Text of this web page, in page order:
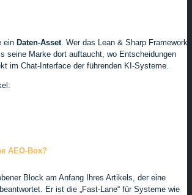
ein Daten-Asset. Wer das Lean & Sharp Framework
seine Marke dort auftaucht, wo Entscheidungen
im Chat-Interface der führenden KI-Systeme.
AEO-Box?
Block am Anfang Ihres Artikels, der eine
Er ist die „Fast-Lane“ für Systeme wie